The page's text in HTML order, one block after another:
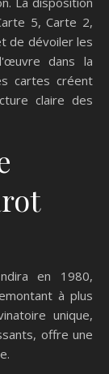
5, Carte 2,
de dévoiler les
dans la
cartes créent
claire des
en 1980,
à plus
unique,
offre une